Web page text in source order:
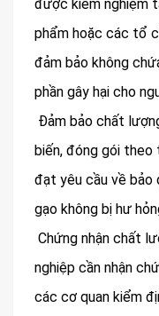
được kiểm nghiệm
phẩm hoặc các tổ
đảm bảo không
phần gây hại cho
Đảm bảo chất
biến, đóng gói theo
đạt yêu cầu về bảo
gạo không bị hư
Chứng nhận chất
nghiệp cần nhận
các cơ quan kiểm